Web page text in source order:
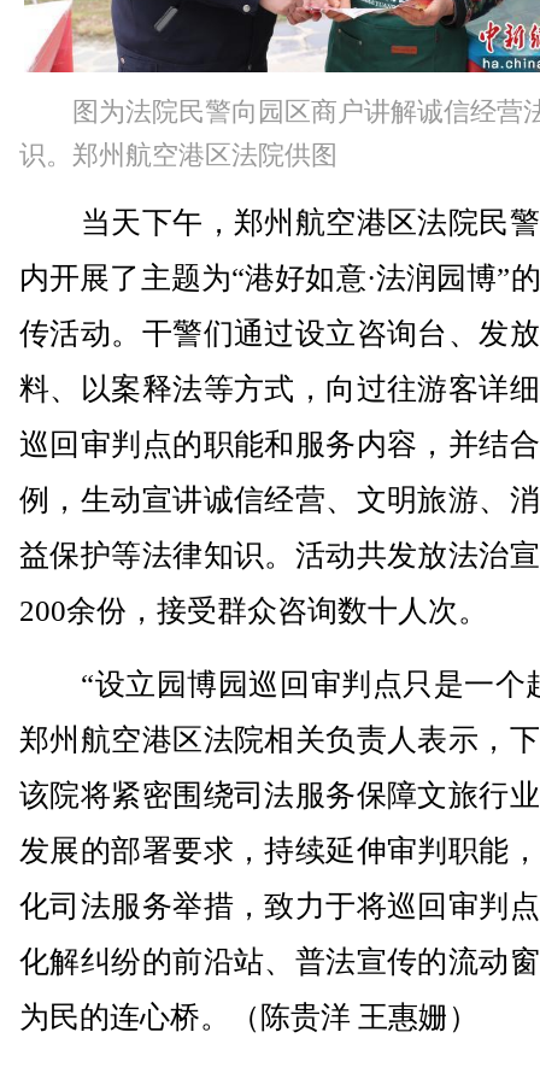
图为法院民警向园区商户讲解诚信经营
识。郑州航空港区法院供图
当天下午，郑州航空港区法院民
内开展了主题为“港好如意·法润园博”
传活动。干警们通过设立咨询台、发
料、以案释法等方式，向过往游客详
巡回审判点的职能和服务内容，并结
例，生动宣讲诚信经营、文明旅游、
益保护等法律知识。活动共发放法治
200余份，接受群众咨询数十人次。
“设立园博园巡回审判点只是一个
郑州航空港区法院相关负责人表示，
该院将紧密围绕司法服务保障文旅行
发展的部署要求，持续延伸审判职能
化司法服务举措，致力于将巡回审判
化解纠纷的前沿站、普法宣传的流动
为民的连心桥。（陈贵洋 王惠姗）